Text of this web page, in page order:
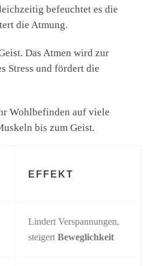
befeuchtet es die
die Atmung.
Das Atmen wird zur
Stress und fördert die
Wohlbefinden auf viele
bis zum Geist.
EFFEKT
Lindert Verspannungen,
steigertBeweglichkeit